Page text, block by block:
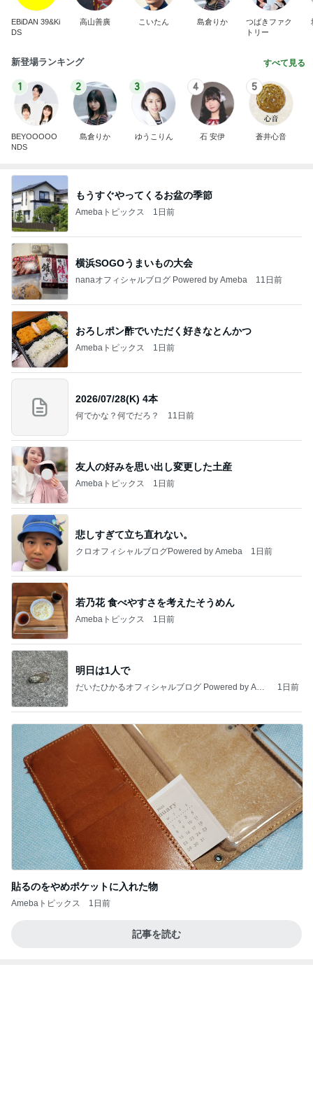
EBiDAN 39&Ki
DS
高山善廣 こいたん 島倉りか
つばきファク
トリー
新登場ランキング すべて見る
1
BEYOOOOO
NDS
2
島倉りか
3
ゆうこりん
4
石 安伊
5
蒼井心音
もうすぐやってくるお盆の季節
Amebaトピックス 1日前
横浜SOGOうまいもの大会
nanaオフィシャルブログ Powered by Ameba 11日前
おろしポン酢でいただく好きなとんかつ
Amebaトピックス 1日前
2026/07/28(K) 4本
何でかな？何でだろ？ 11日前
友人の好みを思い出し変更した土産
Amebaトピックス 1日前
悲しすぎて立ち直れない。
クロオフィシャルブログPowered by Ameba 1日前
若乃花 食べやすさを考えたそうめん
Amebaトピックス 1日前
明日は1人で
だいたひかるオフィシャルブログ Powered by Ame
1日前
貼るのをやめポケットに入れた物
Amebaトピックス 1日前
記事を読む